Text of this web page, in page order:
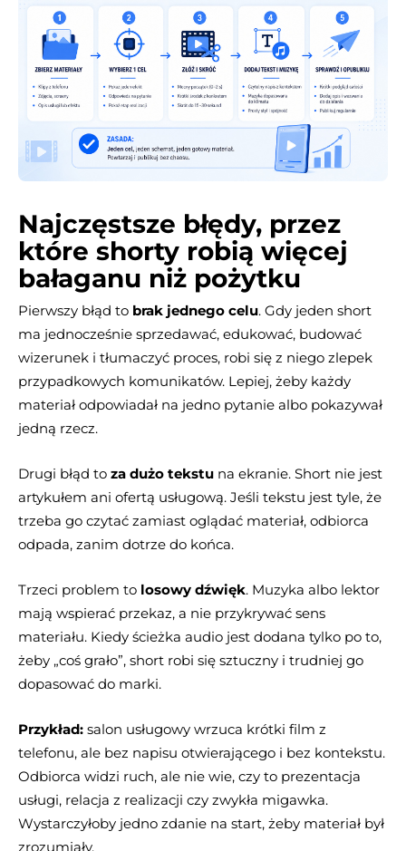
Najczęstsze błędy, przez
które shorty robią więcej
bałaganu niż pożytku
Pierwszy błąd to brak jednego celu. Gdy jeden short
ma jednocześnie sprzedawać, edukować, budować
wizerunek i tłumaczyć proces, robi się z niego zlepek
przypadkowych komunikatów. Lepiej, żeby każdy
materiał odpowiadał na jedno pytanie albo pokazywał
jedną rzecz.
Drugi błąd to za dużo tekstu na ekranie. Short nie jest
artykułem ani ofertą usługową. Jeśli tekstu jest tyle, że
trzeba go czytać zamiast oglądać materiał, odbiorca
odpada, zanim dotrze do końca.
Trzeci problem to losowy dźwięk. Muzyka albo lektor
mają wspierać przekaz, a nie przykrywać sens
materiału. Kiedy ścieżka audio jest dodana tylko po to,
żeby „coś grało”, short robi się sztuczny i trudniej go
dopasować do marki.
Przykład: salon usługowy wrzuca krótki film z
telefonu, ale bez napisu otwierającego i bez kontekstu.
Odbiorca widzi ruch, ale nie wie, czy to prezentacja
usługi, relacja z realizacji czy zwykła migawka.
Wystarczyłoby jedno zdanie na start, żeby materiał był
zrozumiały.